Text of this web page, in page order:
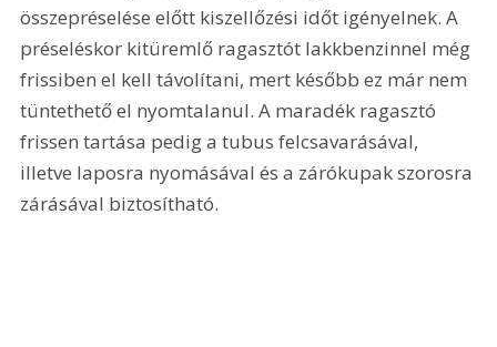
összepréselése előtt kiszellőzési időt igényelnek. A
préseléskor kitüremlő ragasztót lakkbenzinnel még
frissiben el kell távolítani, mert később ez már nem
tüntethető el nyomtalanul. A maradék ragasztó
frissen tartása pedig a tubus felcsavarásával,
illetve laposra nyomásával és a zárókupak szorosra
zárásával biztosítható.